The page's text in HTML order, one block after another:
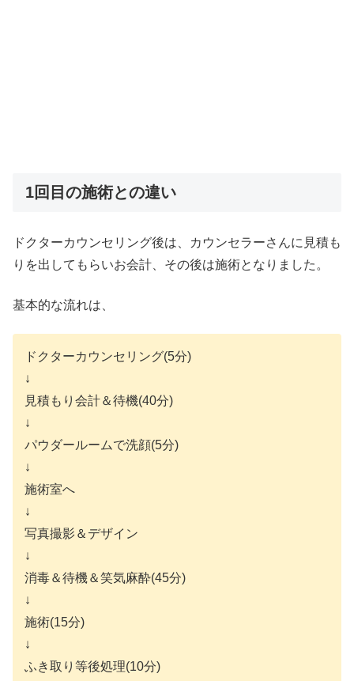
1回目の施術との違い
ドクターカウンセリング後は、カウンセラーさんに見積も
りを出してもらいお会計、その後は施術となりました。
基本的な流れは、
ドクターカウンセリング(5分)
↓
見積もり会計＆待機(40分)
↓
パウダールームで洗顔(5分)
↓
施術室へ
↓
写真撮影＆デザイン
↓
消毒＆待機＆笑気麻酔(45分)
↓
施術(15分)
↓
ふき取り等後処理(10分)